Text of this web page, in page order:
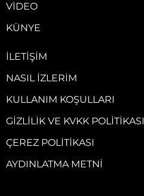
VIDEO
KÜNYE
İLETIŞIM
NASIL İZLERIM
KULLANIM KOŞULLARI
GIZLILIK VE KVKK POLITIKASI
ÇEREZ POLITIKASI
AYDINLATMA METNI